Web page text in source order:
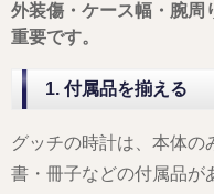
外装傷・ケース幅・腕周
重要です。
1. 付属品を揃える
グッチの時計は、本体の
書・冊子などの付属品が